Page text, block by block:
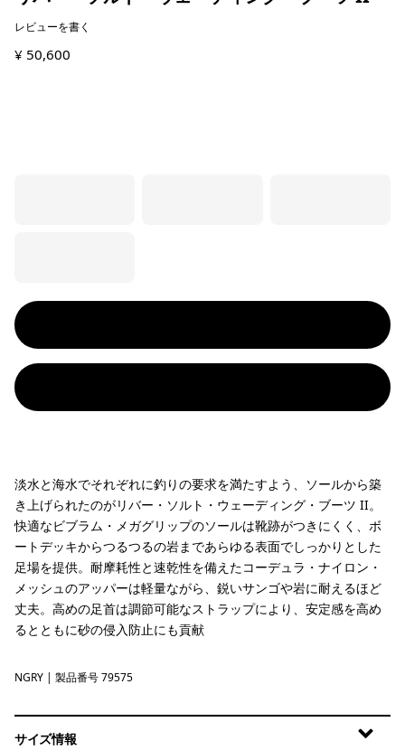
レビューを書く
¥ 50,600
淡水と海水でそれぞれに釣りの要求を満たすよう、ソールから築
き上げられたのがリバー・ソルト・ウェーディング・ブーツ II。
快適なビブラム・メガグリップのソールは靴跡がつきにくく、ボ
ートデッキからつるつるの岩まであらゆる表面でしっかりとした
足場を提供。耐摩耗性と速乾性を備えたコーデュラ・ナイロン・
メッシュのアッパーは軽量ながら、鋭いサンゴや岩に耐えるほど
丈夫。高めの足首は調節可能なストラップにより、安定感を高め
るとともに砂の侵入防止にも貢献
Noble Grey
NGRY | 製品番号 79575
サイズ情報